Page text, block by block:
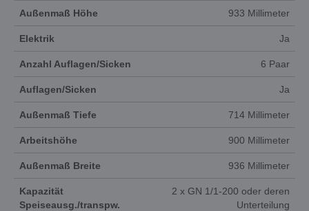
Außenmaß Höhe 933 Millimeter
Elektrik Ja
Anzahl Auflagen/Sicken 6 Paar
Auflagen/Sicken Ja
Außenmaß Tiefe 714 Millimeter
Arbeitshöhe 900 Millimeter
Außenmaß Breite 936 Millimeter
Kapazität
Speiseausg./transpw.
2 x GN 1/1-200 oder deren
Unterteilung